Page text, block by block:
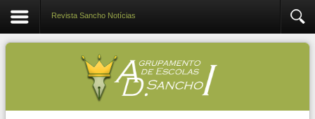
Revista Sancho Notícias